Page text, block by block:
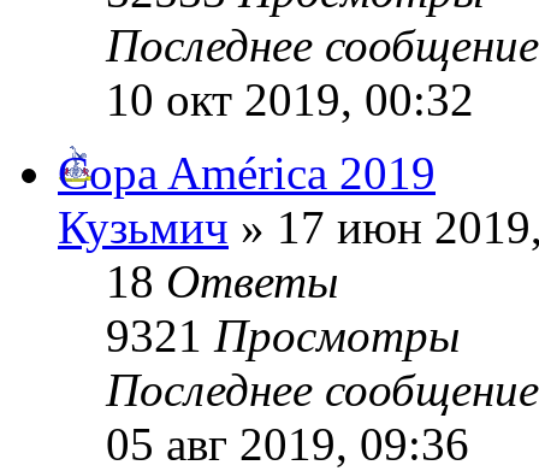
Последнее
10 окт 2019, 00:32
Copa América 2019
Кузьмич » 17 июн
18 Ответы
9321 Просмотры
Последнее
05 авг 2019, 09:36